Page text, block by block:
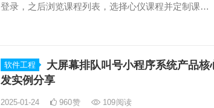
登录，之后浏览课程列表，选择心仪课程并定制课…
软件工程
大屏幕排队叫号小程序系统产品核
发实例分享
2025-01-24 960赞 109阅读